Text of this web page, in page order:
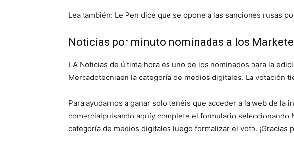
Lea también: Le Pen dice que se opone a las sanciones rusas
Noticias por minuto nominadas a los
LA Noticias de última hora es uno de los nominados para la
Mercadotecniaen la categoría de medios digitales. La votación
Para ayudarnos a ganar solo tenéis que acceder a la web de la
comercialpulsando aquíy complete el formulario seleccionando
categoría de medios digitales luego formalizar el voto. ¡Gracias